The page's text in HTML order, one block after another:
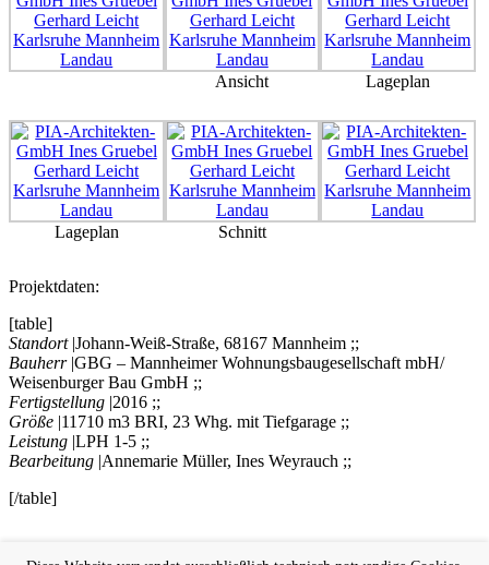
Ansicht Lageplan
Lageplan Schnitt
Projektdaten:
[table]
Standort|Johann-Weiß-Straße, 68167 Mannheim ;;
Bauherr|GBG – Mannheimer Wohnungsbaugesellschaft mbH/
Weisenburger Bau GmbH ;;
Fertigstellung |2016 ;;
Größe |11710 m3 BRI, 23 Whg. mit Tiefgarage ;;
Leistung |LPH 1-5 ;;
Bearbeitung |Annemarie Müller, Ines Weyrauch ;;
[/table]